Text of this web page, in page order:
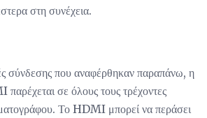
στη συνέχεια.
σύνδεσης που αναφέρθηκαν παραπάνω, η
σε όλους τους τρέχοντες
Το HDMI μπορεί να περάσει